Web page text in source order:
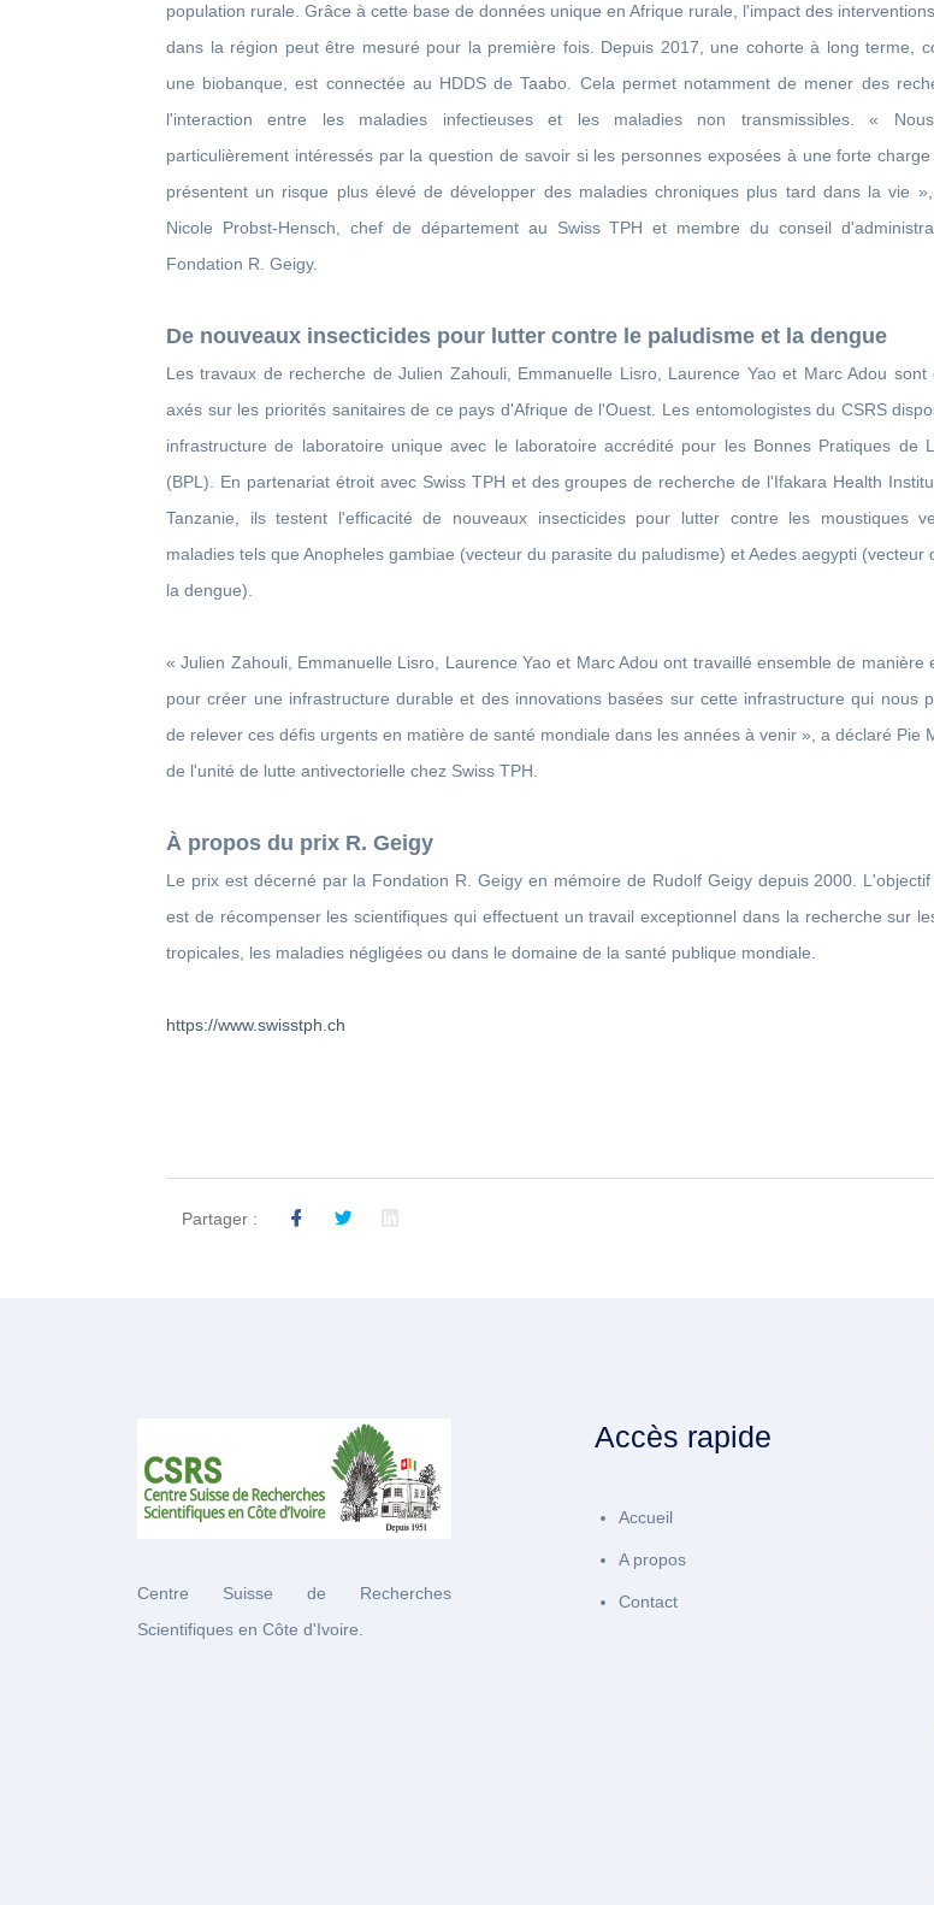
population rurale. Grâce à cette base de données unique en Afrique rurale, l'impact des
dans la région peut être mesuré pour la première fois. Depuis 2017, une cohorte à long terme,
une biobanque, est connectée au HDDS de Taabo. Cela permet notamment de mener des
l'interaction entre les maladies infectieuses et les maladies non transmissibles. «
particulièrement intéressés par la question de savoir si les personnes exposées à une forte charge
présentent un risque plus élevé de développer des maladies chroniques plus tard dans la vie
Nicole Probst-Hensch, chef de département au Swiss TPH et membre du conseil
Fondation R. Geigy.
De nouveaux insecticides pour lutter contre le paludisme et la dengue
Les travaux de recherche de Julien Zahouli, Emmanuelle Lisro, Laurence Yao et Marc Adou sont
axés sur les priorités sanitaires de ce pays d'Afrique de l'Ouest. Les entomologistes du CSRS
infrastructure de laboratoire unique avec le laboratoire accrédité pour les Bonnes Pratiques de
(BPL). En partenariat étroit avec Swiss TPH et des groupes de recherche de l'Ifakara Health
Tanzanie, ils testent l'efficacité de nouveaux insecticides pour lutter contre les moustiques
maladies tels que Anopheles gambiae (vecteur du parasite du paludisme) et Aedes aegypti (vecteur
la dengue).
« Julien Zahouli, Emmanuelle Lisro, Laurence Yao et Marc Adou ont travaillé ensemble de manière
pour créer une infrastructure durable et des innovations basées sur cette infrastructure qui nous
de relever ces défis urgents en matière de santé mondiale dans les années à venir », a déclaré Pie
de l'unité de lutte antivectorielle chez Swiss TPH.
À propos du prix R. Geigy
Le prix est décerné par la Fondation R. Geigy en mémoire de Rudolf Geigy depuis 2000.
est de récompenser les scientifiques qui effectuent un travail exceptionnel dans la recherche sur
tropicales, les maladies négligées ou dans le domaine de la santé publique mondiale.
https://www.swisstph.ch
Partager :
Centre Suisse de Recherches
Scientifiques en Côte d'Ivoire.
Accès rapide
Accueil
A propos
Contact